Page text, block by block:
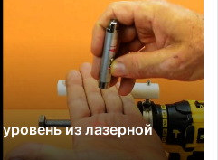
из лазерной